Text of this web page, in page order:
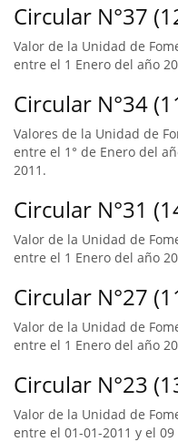
Circular N°37
Valor de la Unidad de
entre el 1 Enero del año
Circular N°34
Valores de la Unidad de
entre el 1° de Enero del
2011.
Circular N°31
Valor de la Unidad de
entre el 1 Enero del año
Circular N°27
Valor de la Unidad de
entre el 1 Enero del año
Circular N°23
Valor de la Unidad de
entre el 01-01-2011 y el